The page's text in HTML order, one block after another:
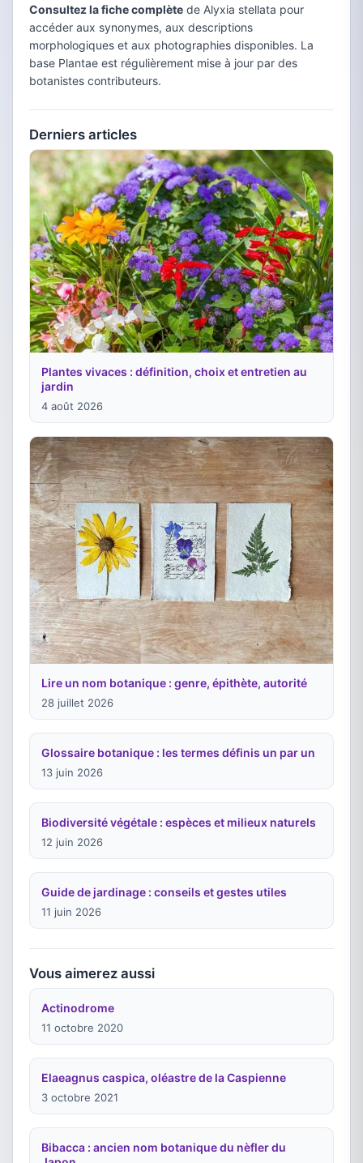
Consultez la fiche complète de Alyxia stellata pour
accéder aux synonymes, aux descriptions
morphologiques et aux photographies disponibles. La
base Plantae est régulièrement mise à jour par des
botanistes contributeurs.
Derniers articles
Plantes vivaces : définition, choix et entretien au
jardin
4 août 2026
Lire un nom botanique : genre, épithète, autorité
28 juillet 2026
Glossaire botanique : les termes définis un par un
13 juin 2026
Biodiversité végétale : espèces et milieux naturels
12 juin 2026
Guide de jardinage : conseils et gestes utiles
11 juin 2026
Vous aimerez aussi
Actinodrome
11 octobre 2020
Elaeagnus caspica, oléastre de la Caspienne
3 octobre 2021
Bibacca : ancien nom botanique du nèfler du